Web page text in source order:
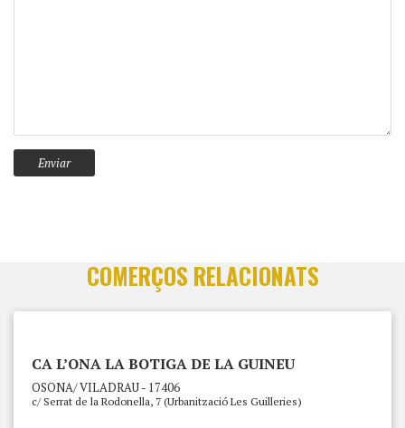
COMERÇOS RELACIONATS
CA L’ONA LA BOTIGA DE LA GUINEU
OSONA/ VILADRAU - 17406
c/ Serrat de la Rodonella, 7 (Urbanització Les Guilleries)